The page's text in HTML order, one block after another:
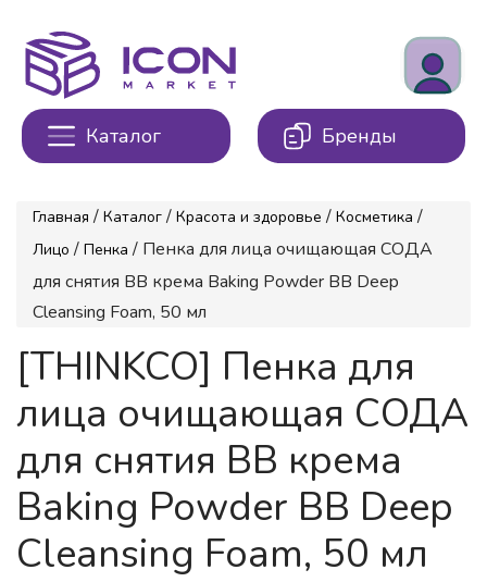
Каталог Бренды
Главная / Каталог / Красота и здоровье / Косметика /
Лицо / Пенка / Пенка для лица очищающая СОДА
для снятия ВВ крема Baking Powder ВВ Deep
Cleansing Foam, 50 мл
[THINKCO] Пенка для
лица очищающая СОДА
для снятия ВВ крема
Baking Powder ВВ Deep
Cleansing Foam, 50 мл